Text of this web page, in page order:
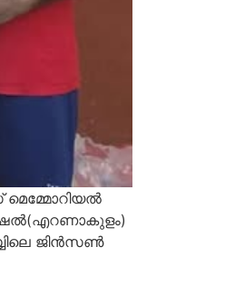
ജിൻസൺ